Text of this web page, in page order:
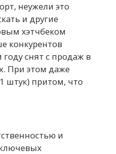
неужели это
и другие
хэтчбеком
конкурентов
снят с продаж в
При этом даже
штук) притом, что
и